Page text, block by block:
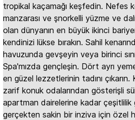
tropikal kaçamağı keşfedin. Nefes
manzarası ve şnorkelli yüzme ve
olan dünyanın en büyük ikinci
kendinizi lükse bırakın. Sahil
havuzunda gevşeyin veya birinci
Spa'mızda gençleşin. Dört ayrı
en güzel lezzetlerinin tadını
zarif konuk odalarından gösterişli
apartman dairelerine kadar
gerçekten sakin bir inziva için özel